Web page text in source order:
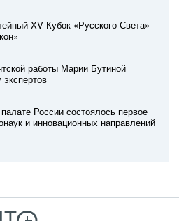
XV Кубок «Русского Света»
работы Марии Бутиной
России состоялось первое
и инновационных направлений